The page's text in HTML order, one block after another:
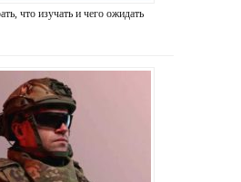
что изучать и чего ожидать